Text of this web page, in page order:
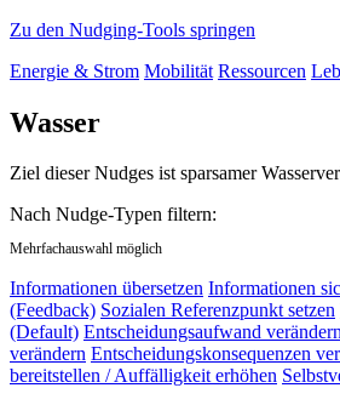
Zu den Nudging-Tools springen
Energie & Strom Mobilität Ressourcen
Wasser
Ziel dieser Nudges ist sparsamer
Nach Nudge-Typen filtern:
Mehrfachauswahl möglich
Informationen übersetzen Informationen
(Feedback) Sozialen Referenzpunkt setzen
(Default) Entscheidungsaufwand
verändern Entscheidungskonsequenzen
bereitstellen / Auffälligkeit erhöhen